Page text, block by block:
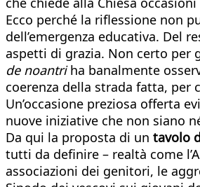
Ecco perché la riflessione non
dell’emergenza educativa. Del
aspetti di grazia. Non certo per
de noantriha banalmente
coerenza della strada fatta,
Un’occasione preziosa offerta
nuove iniziative che non siano
Da qui la proposta di un tavolo
tutti da definire – realtà come
associazioni dei genitori, le